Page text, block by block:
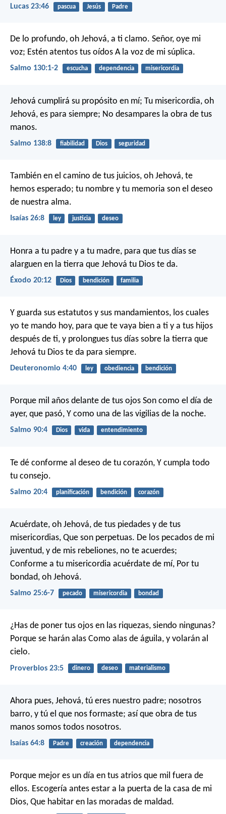
Lucas 23:46 pascua Jesús Padre
De lo profundo, oh Jehová, a ti clamo. Señor, oye mi
voz; Estén atentos tus oídos A la voz de mi súplica.
Salmo 130:1-2 escucha dependencia misericordia
Jehová cumplirá su propósito en mí; Tu misericordia, oh
Jehová, es para siempre; No desampares la obra de tus
manos.
Salmo 138:8 fiabilidad Dios seguridad
También en el camino de tus juicios, oh Jehová, te
hemos esperado; tu nombre y tu memoria son el deseo
de nuestra alma.
Isaías 26:8 ley justicia deseo
Honra a tu padre y a tu madre, para que tus días se
alarguen en la tierra que Jehová tu Dios te da.
Éxodo 20:12 Dios bendición familia
Y guarda sus estatutos y sus mandamientos, los cuales
yo te mando hoy, para que te vaya bien a ti y a tus hijos
después de ti, y prolongues tus días sobre la tierra que
Jehová tu Dios te da para siempre.
Deuteronomio 4:40 ley obediencia bendición
Porque mil años delante de tus ojos Son como el día de
ayer, que pasó, Y como una de las vigilias de la noche.
Salmo 90:4 Dios vida entendimiento
Te dé conforme al deseo de tu corazón, Y cumpla todo
tu consejo.
Salmo 20:4 planificación bendición corazón
Acuérdate, oh Jehová, de tus piedades y de tus
misericordias, Que son perpetuas. De los pecados de mi
juventud, y de mis rebeliones, no te acuerdes;
Conforme a tu misericordia acuérdate de mí, Por tu
bondad, oh Jehová.
Salmo 25:6-7 pecado misericordia bondad
¿Has de poner tus ojos en las riquezas, siendo ningunas?
Porque se harán alas Como alas de águila, y volarán al
cielo.
Proverbios 23:5 dinero deseo materialismo
Ahora pues, Jehová, tú eres nuestro padre; nosotros
barro, y tú el que nos formaste; así que obra de tus
manos somos todos nosotros.
Isaías 64:8 Padre creación dependencia
Porque mejor es un día en tus atrios que mil fuera de
ellos. Escogería antes estar a la puerta de la casa de mi
Dios, Que habitar en las moradas de maldad.